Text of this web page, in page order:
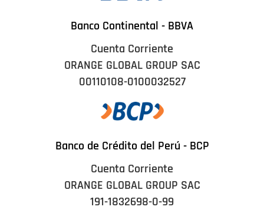
Banco Continental - BBVA
Cuenta Corriente
ORANGE GLOBAL GROUP SAC
00110108-0100032527
Banco de Crédito del Perú - BCP
Cuenta Corriente
ORANGE GLOBAL GROUP SAC
191-1832698-0-99